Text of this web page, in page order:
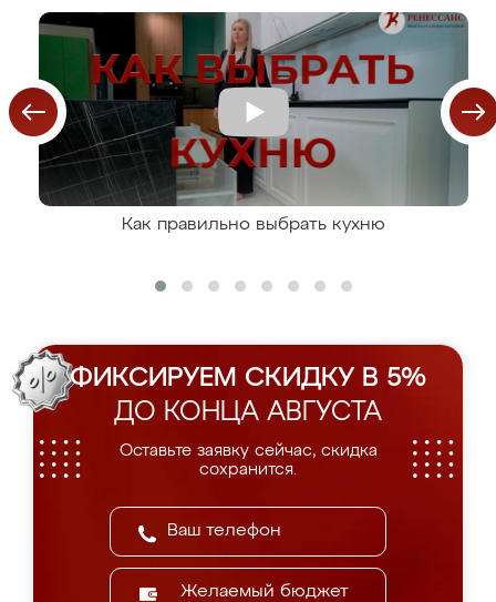
Как правильно выбрать кухню
ФИКСИРУЕМ СКИДКУ В 5%
ДО КОНЦА АВГУСТА
Оставьте заявку сейчас, скидка
сохранится.
Желаемый бюджет